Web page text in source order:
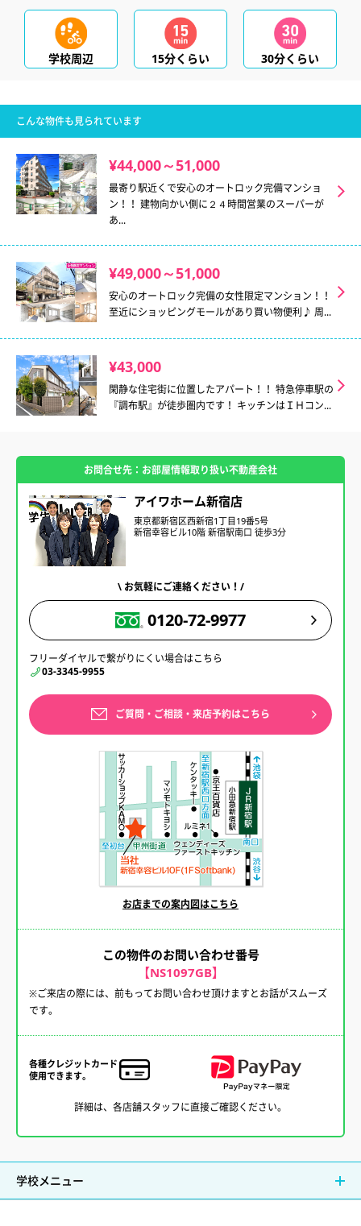
学校周辺 15分くらい 30分くらい
こんな物件も見られています
¥44,000～51,000
最寄り駅近くで安心のオートロック完備マンショ
ン！！ 建物向かい側に２４時間営業のスーパーが
あ...
¥49,000～51,000
安心のオートロック完備の女性限定マンション！！
至近にショッピングモールがあり買い物便利♪ 周...
¥43,000
閑静な住宅街に位置したアパート！！ 特急停車駅の
『調布駅』が徒歩圏内です！ キッチンはＩＨコン...
お問合せ先：お部屋情報取り扱い不動産会社
アイワホーム新宿店
東京都新宿区西新宿1丁目19番5号
新宿幸容ビル10階 新宿駅南口 徒歩3分
\ お気軽にご連絡ください！/
0120-72-9977
フリーダイヤルで繋がりにくい場合はこちら
03-3345-9955
ご質問・ご相談・来店予約はこちら
お店までの案内図はこちら
この物件のお問い合わせ番号
【NS1097GB】
※ご来店の際には、前もってお問い合わせ頂けますとお話がスムーズ
です。
各種クレジットカード
使用できます。
詳細は、各店舗スタッフに直接ご確認ください。
学校メニュー